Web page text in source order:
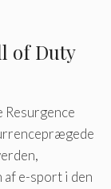
of Duty
​​e-sport i den